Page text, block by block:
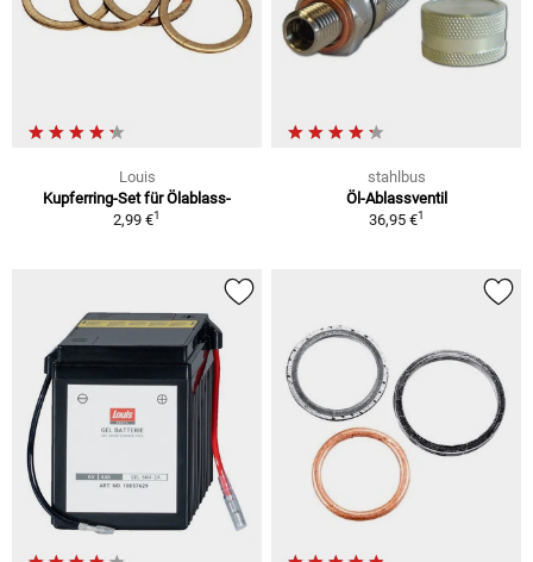
Louis
Kupferring-Set für Ölablass-
2,99 €1
stahlbus
Öl-Ablassventil
36,95 €1